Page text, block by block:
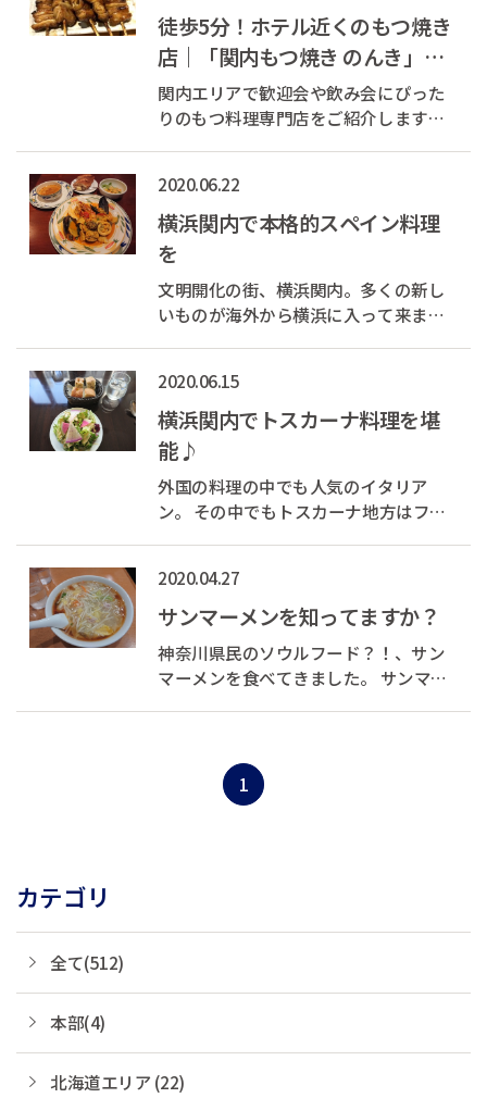
徒歩5分！ホテル近くのもつ焼き
店｜「関内もつ焼き のんき」を
ご紹介
関内エリアで歓迎会や飲み会にぴった
りのもつ料理専門店をご紹介します！
タレで焼き上げた名物「しろたれ」
は、香ばしさと旨味が絶妙で、一度食
べたらやみつきに。 定番の「もつ煮込
み」...
2020.06.22
横浜関内で本格的スペイン料理
を
文明開化の街、横浜関内。多くの新し
いものが海外から横浜に入って来まし
ます。 その中でも本格的なスペイン料
理が堪能できるお店を紹介したいと思
います。
2020.06.15
横浜関内でトスカーナ料理を堪
能♪
外国の料理の中でも人気のイタリア
ン。 その中でもトスカーナ地方はフィ
本格的な料理が横浜で味わえるのが今
回紹介するレストランです。
2020.04.27
サンマーメンを知ってますか？
神奈川県民のソウルフード？！、サン
マーメンを食べてきました。 サンマー
うちの１つ玉泉亭に行ってきました。
1
カテゴリ
全て(512)
本部(4)
北海道エリア (22)